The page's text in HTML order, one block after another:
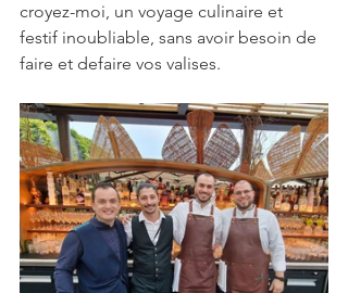
croyez-moi, un voyage culinaire et
festif inoubliable, sans avoir besoin de
faire et defaire vos valises.